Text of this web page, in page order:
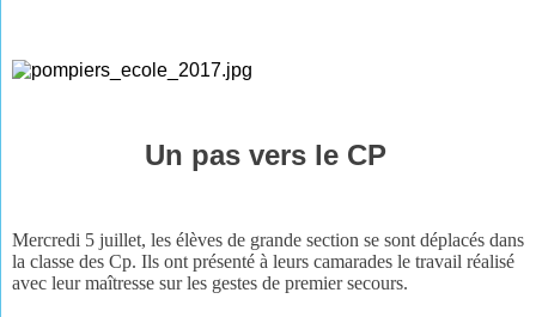
Un pas vers le CP
Mercredi 5 juillet, les élèves de grande section se sont déplacés dans
la classe des Cp. Ils ont présenté à leurs camarades le travail réalisé
avec leur maîtresse sur les gestes de premier secours.